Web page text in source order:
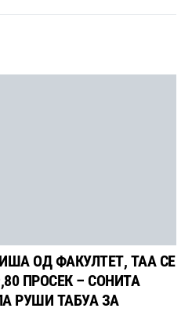
ОД ФАКУЛТЕТ, ТАА СЕ
ПРОСЕК – СОНИТА
РУШИ ТАБУА ЗА